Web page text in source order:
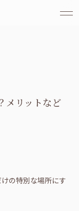
メリットなど
の特別な場所にす